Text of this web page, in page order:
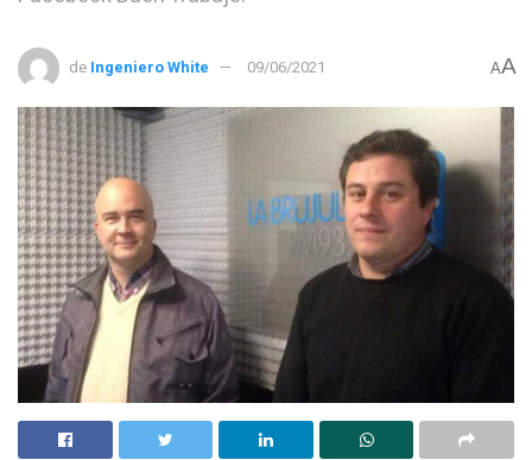
de Ingeniero White 09/06/2021 AA